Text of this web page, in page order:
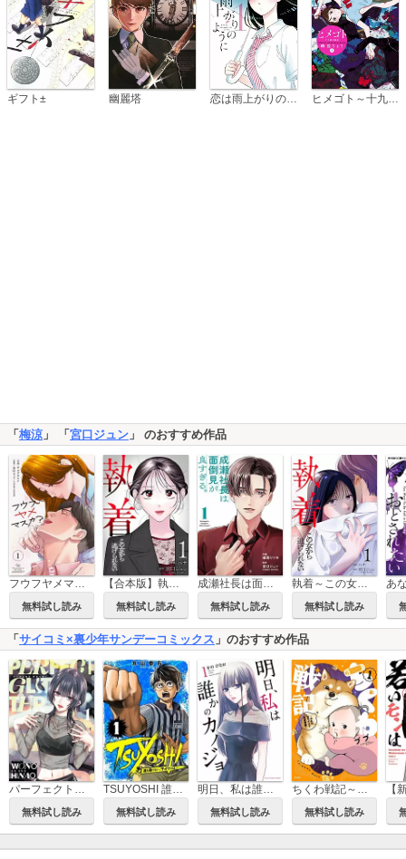
ギフト± 幽麗塔 ヒメゴト～十九歳の制服～
「梅涼 」 「宮口ジュン 」 のおすすめ作品
フウフヤメマスカ?
無料試し読み
【合本版】執着～この女から逃げられない～
無料試し読み
成瀬社長は面倒見が良すぎる。
無料試し読み
執着～この女から逃げられない～
無料試し読み
「 サイコミ×裏少年サンデーコミックス 」のおすすめ作品
パーフェクトグリッター
無料試し読み
TSUYOSHI 誰も勝てない、アイツには
無料試し読み
明日、私は誰かのカノジョ
無料試し読み
ちくわ戦記～おれのカワイイで地球侵略～
無料試し読み